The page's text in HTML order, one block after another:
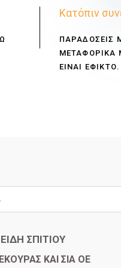
Κατόπιν
ΠΑΡΑΔΟΣΕΙΣ
ΜΕΤΑΦΟΡΙΚΑ
ΕΙΝΑΙ ΕΦΙΚΤΟ.
ΣΠΙΤΙΟΥ
ΚΑΙ ΣΙΑ ΟΕ